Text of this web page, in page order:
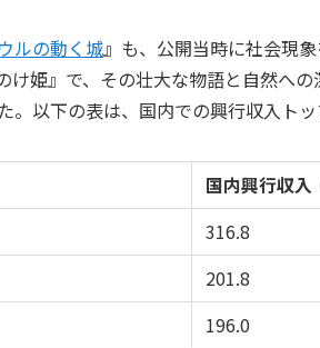
ルの動く城』も、公開当時に社会現
け姫』で、その壮大な物語と自然へ
以下の表は、国内での興行収入トッ
国内興行収入
316.8
201.8
196.0